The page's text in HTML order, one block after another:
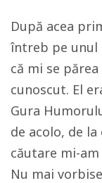
După acea
întreb pe unul
că mi se
cunoscut. El
Gura
de acolo, de
căutare mi-
Nu mai